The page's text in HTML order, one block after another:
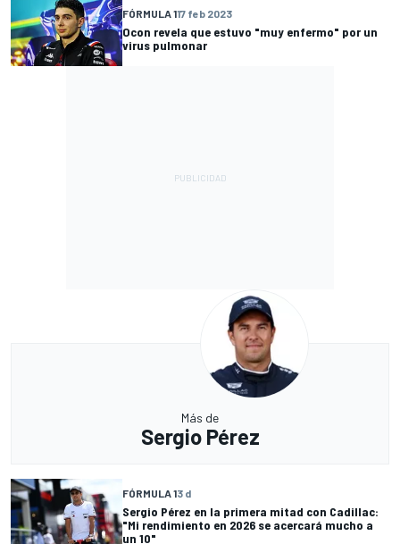
FÓRMULA 117 feb 2023
Ocon revela que estuvo "muy enfermo" por un
virus pulmonar
Más de
Sergio Pérez
FÓRMULA 13 d
Sergio Pérez en la primera mitad con Cadillac:
"Mi rendimiento en 2026 se acercará mucho a
un 10"